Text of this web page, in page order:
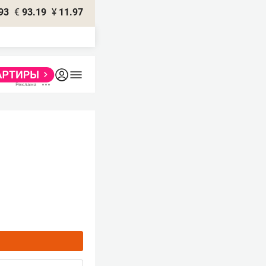
€ 93.19 ¥ 11.97